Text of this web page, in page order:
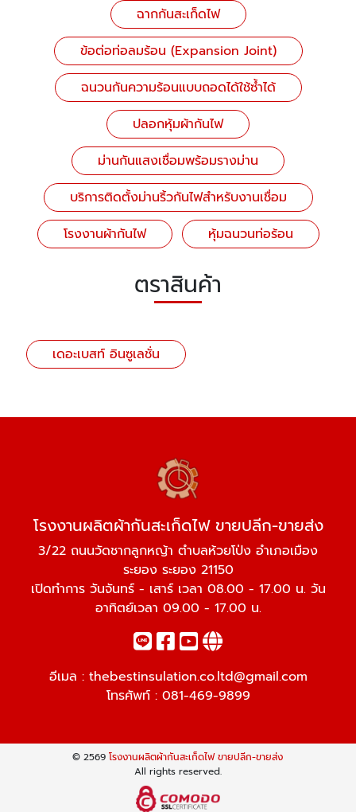
ฉากกันสะเก็ดไฟ
ข้อต่อท่อลมร้อน (Expansion Joint)
ฉนวนกันความร้อนแบบถอดได้ใช้ซ้ำได้
ปลอกหุ้มผ้ากันไฟ
ม่านกันแสงเชื่อมพร้อมรางม่าน
บริการติดตั้งม่านริ้วกันไฟสำหรับงานเชื่อม
โรงงานผ้ากันไฟ
หุ้มฉนวนท่อร้อน
ตราสินค้า
เดอะเบสท์ อินซูเลชั่น
โรงงานผลิตผ้ากันสะเก็ดไฟ ขายปลีก-ขายส่ง
3/22 ถนนวัดชากลูกหญ้า ตำบลห้วยโป่ง อำเภอเมือง
ระยอง ระยอง 21150
เปิดทำการ วันจันทร์ - เสาร์ เวลา 08.00 - 17.00 น. วัน
อาทิตย์เวลา 09.00 - 17.00 น.
อีเมล : thebestinsulation.co.ltd@gmail.com
โทรศัพท์ : 081-469-9899
© 2569โรงงานผลิตผ้ากันสะเก็ดไฟ ขายปลีก-ขายส่ง
All rights reserved.